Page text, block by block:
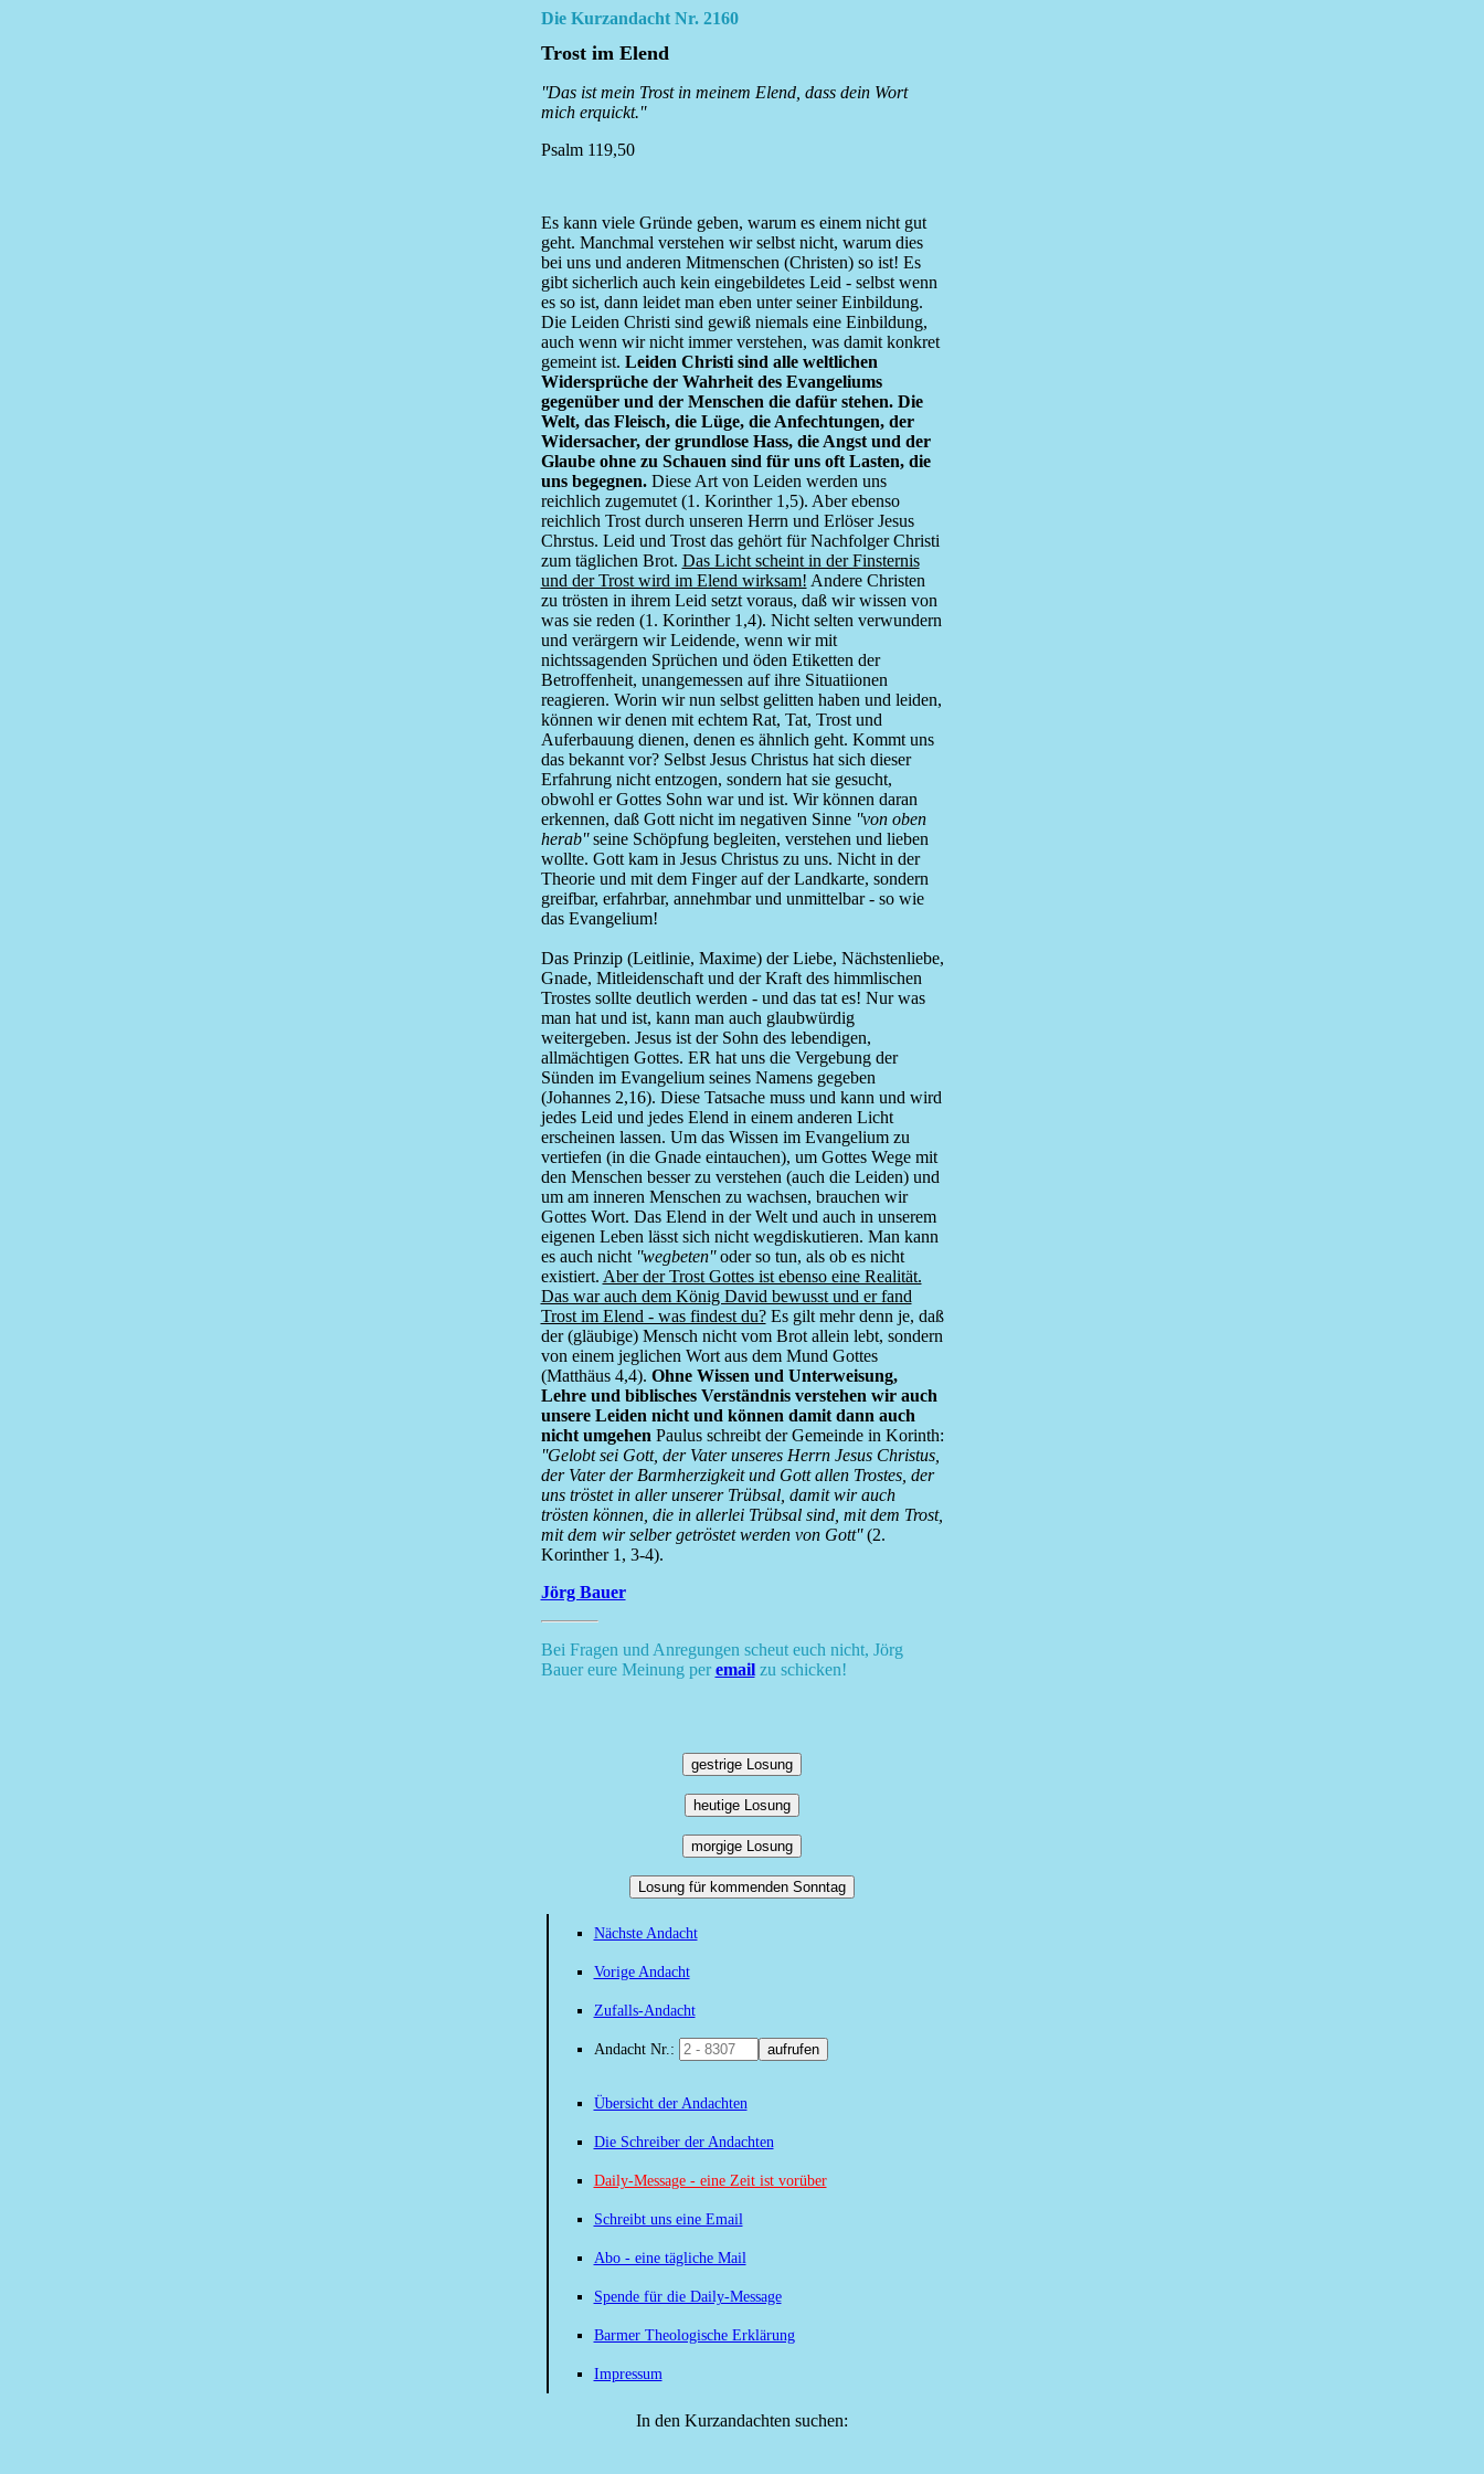
Die Kurzandacht Nr. 2160
Trost im Elend
''Das ist mein Trost in meinem Elend, dass dein Wort
mich erquickt.''
Psalm 119,50
Es kann viele Gründe geben, warum es einem nicht gut
geht. Manchmal verstehen wir selbst nicht, warum dies
bei uns und anderen Mitmenschen (Christen) so ist! Es
gibt sicherlich auch kein eingebildetes Leid - selbst wenn
es so ist, dann leidet man eben unter seiner Einbildung.
Die Leiden Christi sind gewiß niemals eine Einbildung,
auch wenn wir nicht immer verstehen, was damit konkret
gemeint ist. Leiden Christi sind alle weltlichen
Widersprüche der Wahrheit des Evangeliums
gegenüber und der Menschen die dafür stehen. Die
Welt, das Fleisch, die Lüge, die Anfechtungen, der
Widersacher, der grundlose Hass, die Angst und der
Glaube ohne zu Schauen sind für uns oft Lasten, die
uns begegnen.Diese Art von Leiden werden uns
reichlich zugemutet (1. Korinther 1,5). Aber ebenso
reichlich Trost durch unseren Herrn und Erlöser Jesus
Chrstus. Leid und Trost das gehört für Nachfolger Christi
zum täglichen Brot. Das Licht scheint in der Finsternis
und der Trost wird im Elend wirksam! Andere Christen
zu trösten in ihrem Leid setzt voraus, daß wir wissen von
was sie reden (1. Korinther 1,4). Nicht selten verwundern
und verärgern wir Leidende, wenn wir mit
nichtssagenden Sprüchen und öden Etiketten der
Betroffenheit, unangemessen auf ihre Situatiionen
reagieren. Worin wir nun selbst gelitten haben und leiden,
können wir denen mit echtem Rat, Tat, Trost und
Auferbauung dienen, denen es ähnlich geht. Kommt uns
das bekannt vor? Selbst Jesus Christus hat sich dieser
Erfahrung nicht entzogen, sondern hat sie gesucht,
obwohl er Gottes Sohn war und ist. Wir können daran
erkennen, daß Gott nicht im negativen Sinne ''von oben
herab''seine Schöpfung begleiten, verstehen und lieben
wollte. Gott kam in Jesus Christus zu uns. Nicht in der
Theorie und mit dem Finger auf der Landkarte, sondern
greifbar, erfahrbar, annehmbar und unmittelbar - so wie
das Evangelium!
Das Prinzip (Leitlinie, Maxime) der Liebe, Nächstenliebe,
Gnade, Mitleidenschaft und der Kraft des himmlischen
Trostes sollte deutlich werden - und das tat es! Nur was
man hat und ist, kann man auch glaubwürdig
weitergeben. Jesus ist der Sohn des lebendigen,
allmächtigen Gottes. ER hat uns die Vergebung der
Sünden im Evangelium seines Namens gegeben
(Johannes 2,16). Diese Tatsache muss und kann und wird
jedes Leid und jedes Elend in einem anderen Licht
erscheinen lassen. Um das Wissen im Evangelium zu
vertiefen (in die Gnade eintauchen), um Gottes Wege mit
den Menschen besser zu verstehen (auch die Leiden) und
um am inneren Menschen zu wachsen, brauchen wir
Gottes Wort. Das Elend in der Welt und auch in unserem
eigenen Leben lässt sich nicht wegdiskutieren. Man kann
es auch nicht ''wegbeten''oder so tun, als ob es nicht
existiert. Aber der Trost Gottes ist ebenso eine Realität.
Das war auch dem König David bewusst und er fand
Trost im Elend - was findest du?Es gilt mehr denn je, daß
der (gläubige) Mensch nicht vom Brot allein lebt, sondern
von einem jeglichen Wort aus dem Mund Gottes
(Matthäus 4,4). Ohne Wissen und Unterweisung,
Lehre und biblisches Verständnis verstehen wir auch
unsere Leiden nicht und können damit dann auch
nicht umgehen Paulus schreibt der Gemeinde in Korinth:
''Gelobt sei Gott, der Vater unseres Herrn Jesus Christus,
der Vater der Barmherzigkeit und Gott allen Trostes, der
uns tröstet in aller unserer Trübsal, damit wir auch
trösten können, die in allerlei Trübsal sind, mit dem Trost,
mit dem wir selber getröstet werden von Gott''(2.
Korinther 1, 3-4).
Jörg Bauer
Bei Fragen und Anregungen scheut euch nicht, Jörg
Bauer eure Meinung peremailzu schicken!
gestrige Losung
heutige Losung
morgige Losung
Losung für kommenden Sonntag
Nächste Andacht
Vorige Andacht
Zufalls-Andacht
Andacht Nr.: aufrufen
Übersicht der Andachten
Die Schreiber der Andachten
Daily-Message - eine Zeit ist vorüber
Schreibt uns eine Email
Abo - eine tägliche Mail
Spende für die Daily-Message
Barmer Theologische Erklärung
Impressum
In den Kurzandachten suchen: